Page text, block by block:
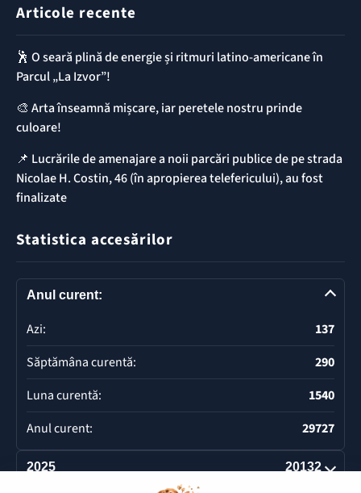
Articole recente
🕺 O seară plină de energie și ritmuri latino-americane în
Parcul „La Izvor”!
🎨 Arta înseamnă mișcare, iar peretele nostru prinde
culoare!
📌 ​Lucrările de amenajare a noii parcări publice de pe strada
Nicolae H. Costin, 46 (în apropierea telefericului), au fost
finalizate
Statistica accesărilor
Anul curent:
Azi:
137
Săptămâna curentă:
290
Luna curentă:
1540
Anul curent:
29727
2025 20132
Deschide